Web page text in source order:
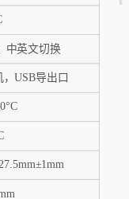
中英文切换
，USB导出口